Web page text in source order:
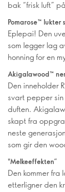
bak “frisk luft”
Pomarose™ lukter
Eplepai! Den
som legger lag
honning for en
Akigalawood™
Den inneholder
svart pepper sin
duften.
skapt fra
neste
som gir den
"Melkeeffekten”
Den kommer fra
etterligner den